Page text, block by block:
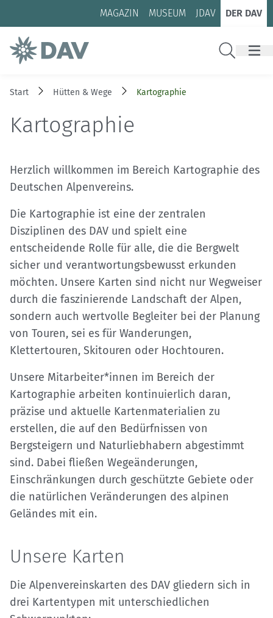
Zum Inhalt
Zur Footer-Navigation
MAGAZIN MUSEUM JDAV DER DAV
Start Hütten & Wege Kartographie
Kartographie
Herzlich willkommen im Bereich Kartographie des
Deutschen Alpenvereins.
Die Kartographie ist eine der zentralen
Disziplinen des DAV und spielt eine
entscheidende Rolle für alle, die die Bergwelt
sicher und verantwortungsbewusst erkunden
möchten. Unsere Karten sind nicht nur Wegweiser
durch die faszinierende Landschaft der Alpen,
sondern auch wertvolle Begleiter bei der Planung
von Touren, sei es für Wanderungen,
Klettertouren, Skitouren oder Hochtouren.
Unsere Mitarbeiter*innen im Bereich der
Kartographie arbeiten kontinuierlich daran,
präzise und aktuelle Kartenmaterialien zu
erstellen, die auf den Bedürfnissen von
Bergsteigern und Naturliebhabern abgestimmt
sind. Dabei fließen Wegeänderungen,
Einschränkungen durch geschützte Gebiete oder
die natürlichen Veränderungen des alpinen
Geländes mit ein.
Unsere Karten
Die Alpenvereinskarten des DAV gliedern sich in
drei Kartentypen mit unterschiedlichen